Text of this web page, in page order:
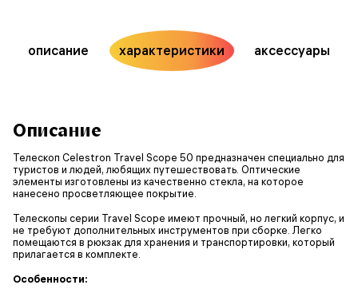
описание характеристики аксессуары
Описание
Телескоп Celestron Travel Scope 50 предназначен специально для
туристов и людей, любящих путешествовать. Оптические
элементы изготовлены из качественно стекла, на которое
нанесено просветляющее покрытие.
Телескопы серии Travel Scope имеют прочный, но легкий корпус, и
не требуют дополнительных инструментов при сборке. Легко
помещаются в рюкзак для хранения и транспортировки, который
прилагается в комплекте.
Особенности: